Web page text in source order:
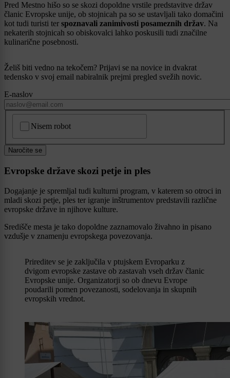
Pred Mestno hišo so se skozi dopoldne vrstile predstavitve držav
članic Evropske unije, ob stojnicah pa so se ustavljali tako domačini
kot tudi turisti ter spoznavali zanimivosti posameznih držav. Na
nekaterih stojnicah so obiskovalci lahko poskusili tudi značilne
kulinarične posebnosti.
Želiš biti vedno na tekočem? Prijavi se na novice in dvakrat
tedensko v svoj email nabiralnik prejmi pregled svežih novic.
E-naslov
Nisem robot
Naročite se
Evropske države skozi petje in ples
Dogajanje je spremljal tudi kulturni program, v katerem so otroci in
mladi skozi petje, ples ter igranje inštrumentov predstavili različne
evropske države in njihove kulture.
Središče mesta je tako dopoldne zaznamovalo živahno in pisano
vzdušje v znamenju evropskega povezovanja.
Prireditev se je zaključila v ptujskem Evroparku z
dvigom evropske zastave ob zastavah vseh držav članic
Evropske unije. Organizatorji so ob dnevu Evrope
poudarili pomen povezanosti, sodelovanja in skupnih
evropskih vrednot.